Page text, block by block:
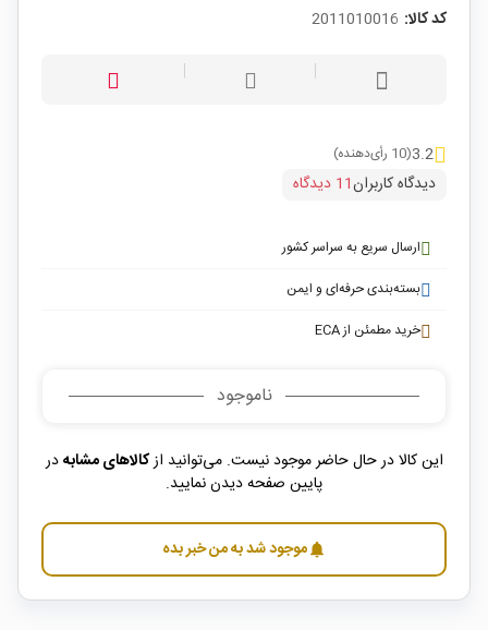
کد کالا: 2011010016
3.2(10 رأی‌دهنده)
دیدگاه کاربران11 دیدگاه
ارسال سریع به سراسر کشور
بسته‌بندی حرفه‌ای و ایمن
خرید مطمئن از ECA
ناموجود
این کالا در حال حاضر موجود نیست. می‌توانید ازکالاهای مشابهدر
پایین صفحه دیدن نمایید.
notificationsموجود شد به من خبر بده